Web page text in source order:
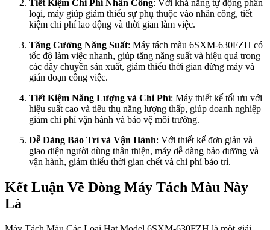
Tiết Kiệm Chi Phí Nhân Công: Với khả năng tự động phân
loại, máy giúp giảm thiểu sự phụ thuộc vào nhân công, tiết
kiệm chi phí lao động và thời gian làm việc.
Tăng Cường Năng Suất: Máy tách màu 6SXM-630FZH có
tốc độ làm việc nhanh, giúp tăng năng suất và hiệu quả trong
các dây chuyền sản xuất, giảm thiểu thời gian dừng máy và
gián đoạn công việc.
Tiết Kiệm Năng Lượng và Chi Phí: Máy thiết kế tối ưu với
hiệu suất cao và tiêu thụ năng lượng thấp, giúp doanh nghiệp
giảm chi phí vận hành và bảo vệ môi trường.
Dễ Dàng Bảo Trì và Vận Hành: Với thiết kế đơn giản và
giao diện người dùng thân thiện, máy dễ dàng bảo dưỡng và
vận hành, giảm thiểu thời gian chết và chi phí bảo trì.
Kết Luận Về Dòng Máy Tách Màu Này
Là